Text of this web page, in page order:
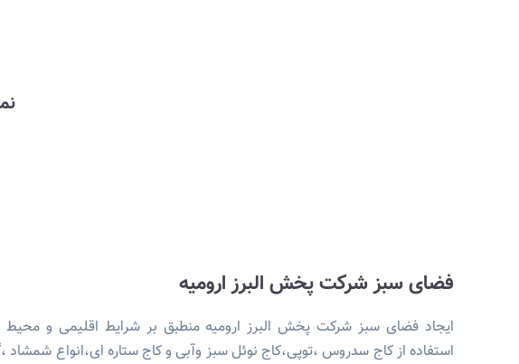
فضای سبز شرکت پخش البرز ارومیه
ایجاد فضای سبز شرکت پخش البرز ارومیه منطبق بر شرایط اقلیمی و محیط
استفاده از کاج سدروس ،توپی،کاج نوئل سبز وآبی و کاج ستاره ای،انواع شمشاد